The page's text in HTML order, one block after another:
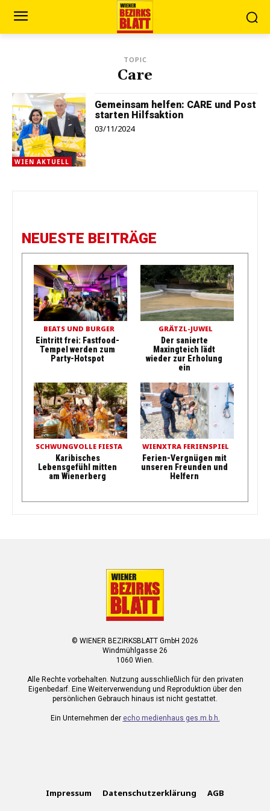
TOPIC
Care
WIEN AKTUELL
Gemeinsam helfen: CARE und Post
starten Hilfsaktion
03/11/2024
NEUESTE BEITRÄGE
BEATS UND BURGER
Eintritt frei: Fastfood-
Tempel werden zum
Party-Hotspot
GRÄTZL-JUWEL
Der sanierte
Maxingteich lädt
wieder zur Erholung
ein
SCHWUNGVOLLE FIESTA
Karibisches
Lebensgefühl mitten
am Wienerberg
WIENXTRA FERIENSPIEL
Ferien-Vergnügen mit
unseren Freunden und
Helfern
© WIENER BEZIRKSBLATT GmbH 2026
Windmühlgasse 26
1060 Wien.
Alle Rechte vorbehalten. Nutzung ausschließlich für den privaten
Eigenbedarf. Eine Weiterverwendung und Reproduktion über den
persönlichen Gebrauch hinaus ist nicht gestattet.
Ein Unternehmen der echo medienhaus ges.m.b.h.
Impressum Datenschutzerklärung AGB